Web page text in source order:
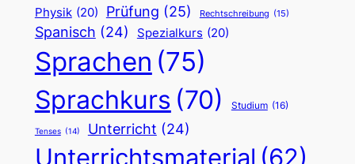
Physik (20) Prüfung (25) Rechtschreibung (15)
Spanisch (24) Spezialkurs (20)
Sprachen (75)
Sprachkurs (70) Studium (16)
Tenses (14) Unterricht (24)
Unterrichtsmaterial (62)